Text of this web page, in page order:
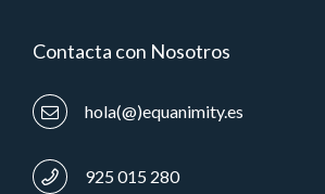
Contacta con Nosotros
hola(@)equanimity.es
925 015 280